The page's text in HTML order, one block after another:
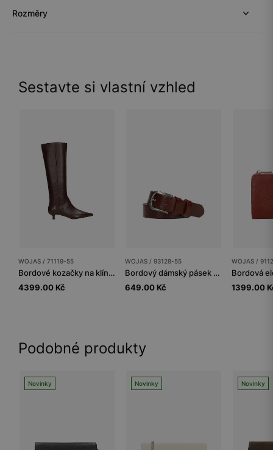
Rozměry
Sestavte si vlastní vzhled
WOJAS / 71119-55
Bordové kozačky na klínku se špičatou špičkou
4399.00 Kč
WOJAS / 93128-55
Bordový dámský pásek z lícové kůže se stříbrnou sponou
649.00 Kč
WOJAS /
1399.00
Podobné produkty
Novinky Novinky Novinky